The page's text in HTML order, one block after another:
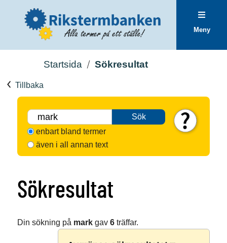
Meny
Startsida Sökresultat
Tillbaka
Sök
enbart bland termer
även i all annan text
Sökresultat
Din sökning på markgav 6träffar.